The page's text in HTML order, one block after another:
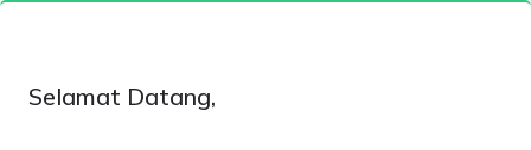
Selamat Datang,